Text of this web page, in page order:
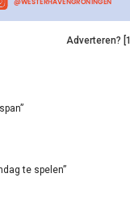
Adverteren? [1]
te spelen”